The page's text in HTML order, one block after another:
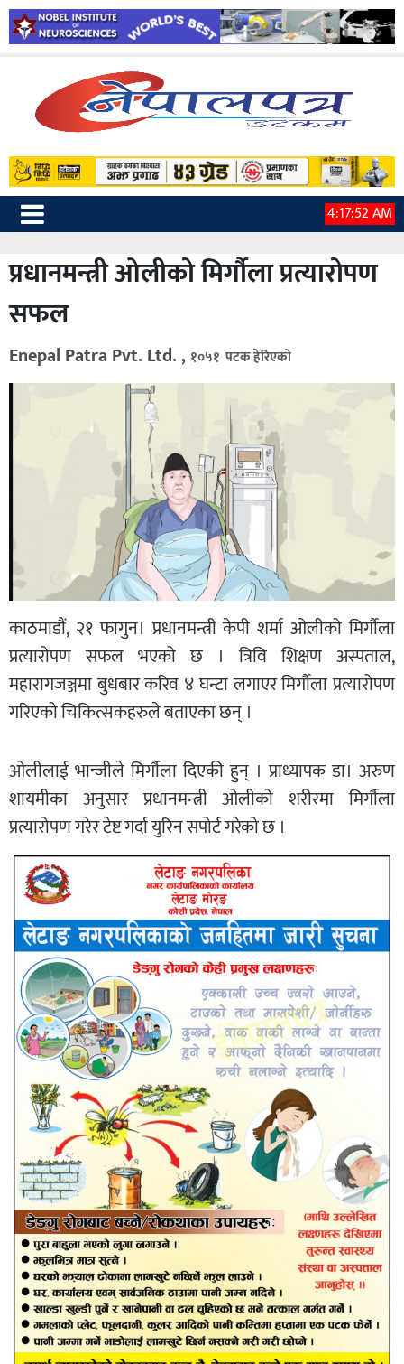
4:17:54 AM
प्रधानमन्त्री ओलीको मिर्गौला प्रत्यारोपण
सफल
Enepal Patra Pvt. Ltd. , १०५१ पटक हेरिएको
काठमाडौं, २१ फागुन। प्रधानमन्त्री केपी शर्मा ओलीको मिर्गौला
प्रत्यारोपण सफल भएको छ । त्रिवि शिक्षण अस्पताल,
महारागजञ्जमा बुधबार करिव ४ घन्टा लगाएर मिर्गौला प्रत्यारोपण
गरिएको चिकित्सकहरुले बताएका छन् ।
ओलीलाई भान्जीले मिर्गौला दिएकी हुन् । प्राध्यापक डा। अरुण
शायमीका अनुसार प्रधानमन्त्री ओलीको शरीरमा मिर्गौला
प्रत्यारोपण गरेर टेष्ट गर्दा युरिन सपोर्ट गरेको छ ।